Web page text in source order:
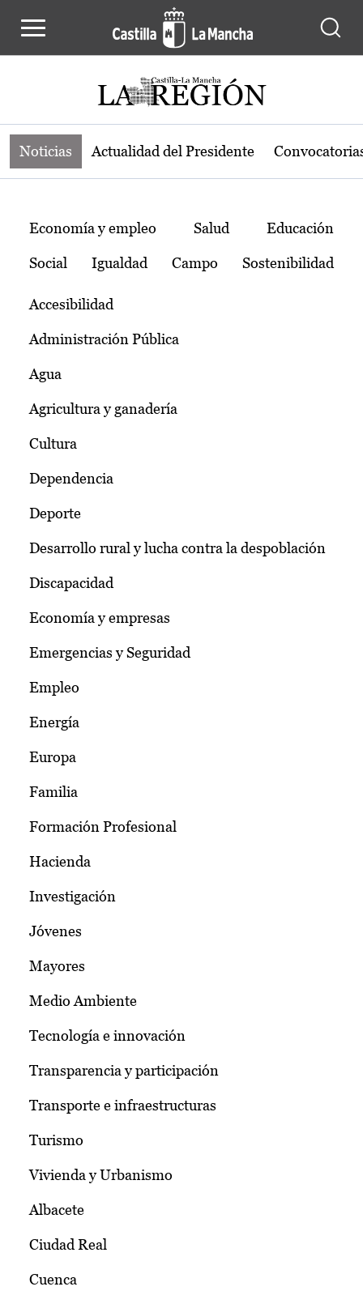
Noticias de la región de Castilla-La
Noticias Actualidad del Presidente
Temas
Economía y empleo Salud Educación
Social Igualdad Campo Sostenibilidad
Accesibilidad
Administración Pública
Agua
Agricultura y ganadería
Cultura
Dependencia
Deporte
Desarrollo rural y lucha contra la despoblación
Discapacidad
Economía y empresas
Emergencias y Seguridad
Empleo
Energía
Europa
Familia
Formación Profesional
Hacienda
Investigación
Jóvenes
Mayores
Medio Ambiente
Tecnología e innovación
Transparencia y participación
Transporte e infraestructuras
Turismo
Vivienda y Urbanismo
Albacete
Ciudad Real
Cuenca